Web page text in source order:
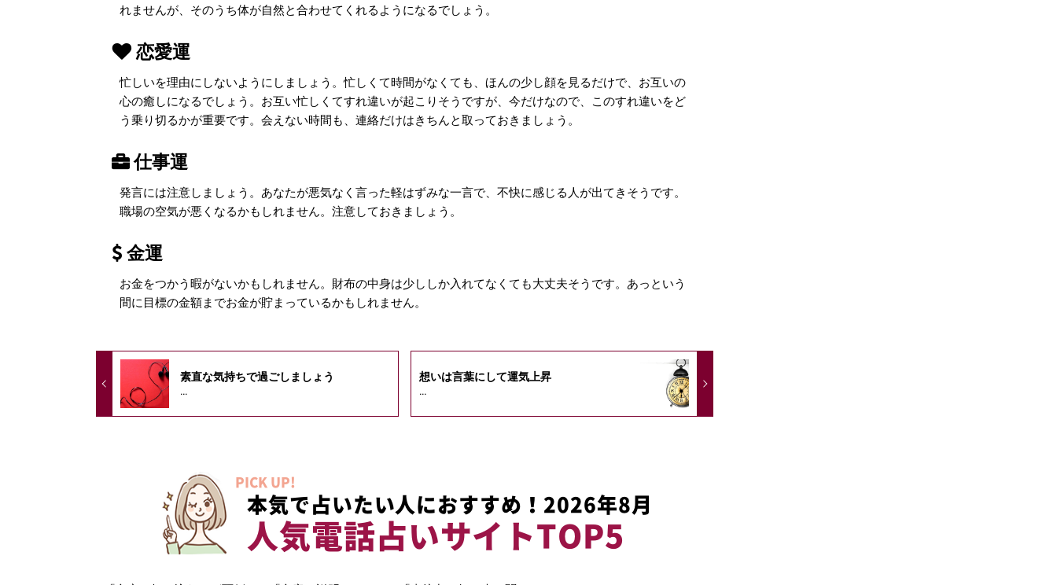
れませんが、そのうち体が自然と合わせてくれるようになるでしょう。
恋愛運
忙しいを理由にしないようにしましょう。忙しくて時間がなくても、ほんの少し顔を見るだけで、お互いの
心の癒しになるでしょう。お互い忙しくてすれ違いが起こりそうですが、今だけなので、このすれ違いをど
う乗り切るかが重要です。会えない時間も、連絡だけはきちんと取っておきましょう。
仕事運
発言には注意しましょう。あなたが悪気なく言った軽はずみな一言で、不快に感じる人が出てきそうです。
職場の空気が悪くなるかもしれません。注意しておきましょう。
金運
お金をつかう暇がないかもしれません。財布の中身は少ししか入れてなくても大丈夫そうです。あっという
間に目標の金額までお金が貯まっているかもしれません。
素直な気持ちで過ごしましょう
...
想いは言葉にして運気上昇
...
PICK UP!
本気で占いたい人におすすめ！2026年8月
人気電話占いサイトTOP5